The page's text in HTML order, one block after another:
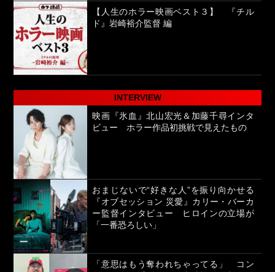
【人生のホラー映画ベスト３】 『チル
ド』岩崎裕介監督 編
INTERVIEW
映画『氷血』北山宏光＆加藤千尋インタ
ビュー ホラー作品初挑戦で見えたもの
おまじないで“好きな人”を振り向かせる
『オブセッション 災愛』カリー・バーカ
ー監督インタビュー ヒロインの立場が
「一番恐ろしい」
「意思はもう奪われちゃってる」 コン